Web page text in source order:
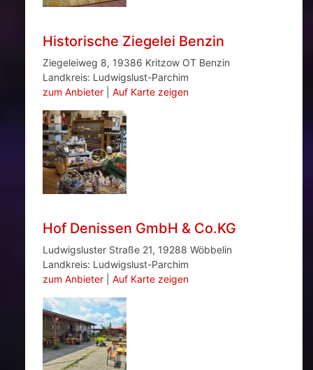
Historische Ziegelei Benzin
Ziegeleiweg 8, 19386 Kritzow OT Benzin
Landkreis: Ludwigslust-Parchim
zum Anbieter| Auf Karte zeigen
Hof Denissen GmbH & Co.KG
Ludwigsluster Straße 21, 19288 Wöbbelin
Landkreis: Ludwigslust-Parchim
zum Anbieter| Auf Karte zeigen